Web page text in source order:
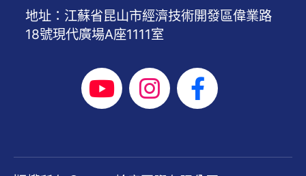
地址：江蘇省昆山市經濟技術開發區偉業路
18號現代廣場A座1111室